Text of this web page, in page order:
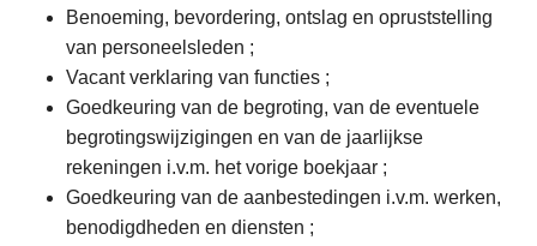
Benoeming, bevordering, ontslag en opruststelling
van personeelsleden ;
Vacant verklaring van functies ;
Goedkeuring van de begroting, van de eventuele
begrotingswijzigingen en van de jaarlijkse
rekeningen i.v.m. het vorige boekjaar ;
Goedkeuring van de aanbestedingen i.v.m. werken,
benodigdheden en diensten ;